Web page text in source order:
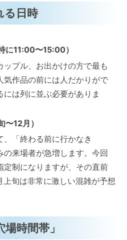
る日時
に11:00〜15:00）
ップル、お出かけの方で最も
気作品の前には人だかりがで
には列に並ぶ必要がありま
〜12月）
、「終わる前に行かなき
の来場者が急増します。今回
定制になりますが、その直前
上旬は非常に激しい混雑が予想
時間帯」